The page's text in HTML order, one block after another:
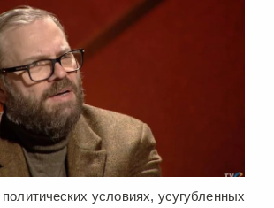
условиях, усугубленных